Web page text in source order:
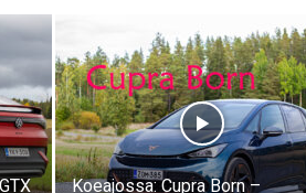
Koeajossa: Cupra Born –